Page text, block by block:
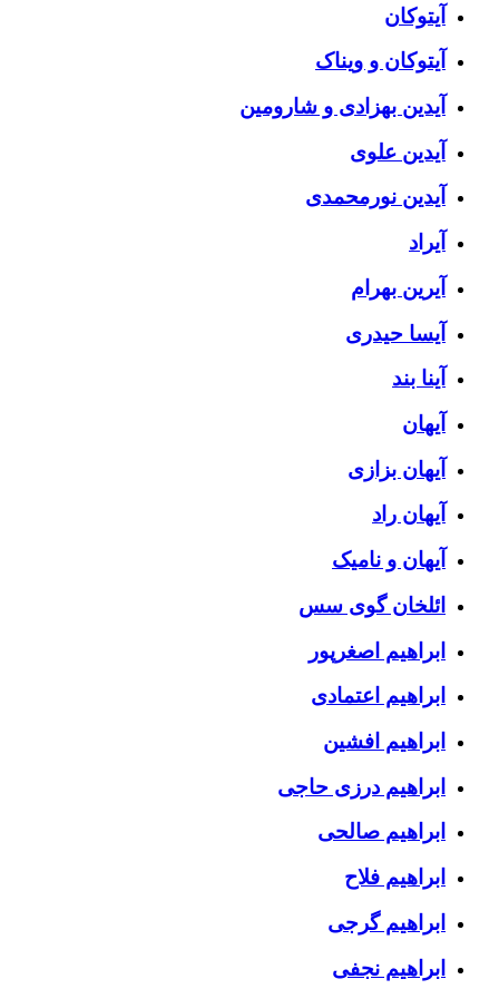
آیتوکان
آیتوکان و ویناک
آیدین بهزادی و شارومین
آیدین علوی
آیدین نورمحمدی
آیراد
آیرین بهرام
آیسا حیدری
آینا بند
آیهان
آیهان بزازی
آیهان راد
آیهان و نامیک
ائلخان گوی سس
ابراهیم اصغرپور
ابراهیم اعتمادی
ابراهیم افشین
ابراهیم درزی حاجی
ابراهیم صالحی
ابراهیم فلاح
ابراهیم گرجی
ابراهیم نجفی